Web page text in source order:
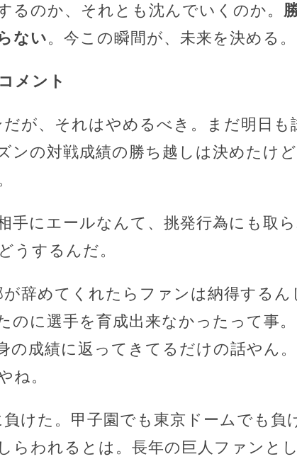
るのか、それとも沈んでいくのか。
ない。今この瞬間が、未来を決める。
メント
だが、それはやめるべき。まだ明日
ンの対戦成績の勝ち越しは決めたけ
手にエールなんて、挑発行為にも取
うするんだ。
辞めてくれたらファンは納得するん
のに選手を育成出来なかったって事
の成績に返ってきてるだけの話やん
ね。
けた。甲子園でも東京ドームでも負
らわれるとは。長年の巨人ファンと